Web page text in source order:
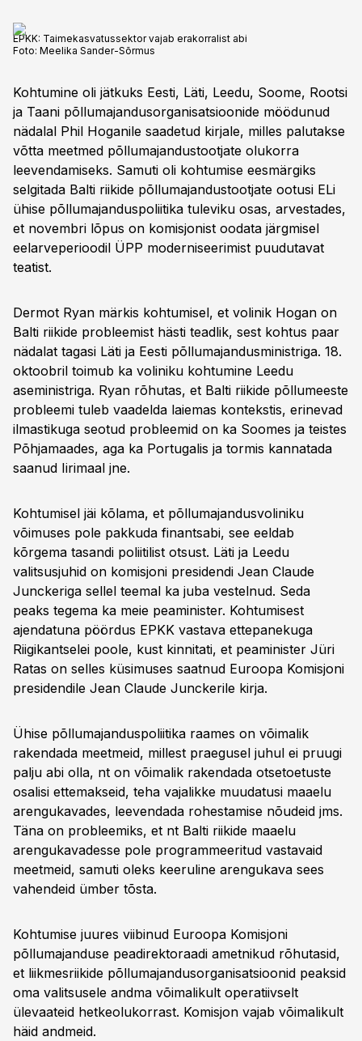
EPKK: Taimekasvatussektor vajab erakorralist abi
Foto: Meelika Sander-Sõrmus
Kohtumine oli jätkuks Eesti, Läti, Leedu, Soome, Rootsi
ja Taani põllumajandusorganisatsioonide möödunud
nädalal Phil Hoganile saadetud kirjale, milles palutakse
võtta meetmed põllumajandustootjate olukorra
leevendamiseks. Samuti oli kohtumise eesmärgiks
selgitada Balti riikide põllumajandustootjate ootusi ELi
ühise põllumajanduspoliitika tuleviku osas, arvestades,
et novembri lõpus on komisjonist oodata järgmisel
eelarveperioodil ÜPP moderniseerimist puudutavat
teatist.
Dermot Ryan märkis kohtumisel, et volinik Hogan on
Balti riikide probleemist hästi teadlik, sest kohtus paar
nädalat tagasi Läti ja Eesti põllumajandusministriga. 18.
oktoobril toimub ka voliniku kohtumine Leedu
aseministriga. Ryan rõhutas, et Balti riikide põllumeeste
probleemi tuleb vaadelda laiemas kontekstis, erinevad
ilmastikuga seotud probleemid on ka Soomes ja teistes
Põhjamaades, aga ka Portugalis ja tormis kannatada
saanud Iirimaal jne.
Kohtumisel jäi kõlama, et põllumajandusvoliniku
võimuses pole pakkuda finantsabi, see eeldab
kõrgema tasandi poliitilist otsust. Läti ja Leedu
valitsusjuhid on komisjoni presidendi Jean Claude
Junckeriga sellel teemal ka juba vestelnud. Seda
peaks tegema ka meie peaminister. Kohtumisest
ajendatuna pöördus EPKK vastava ettepanekuga
Riigikantselei poole, kust kinnitati, et peaminister Jüri
Ratas on selles küsimuses saatnud Euroopa Komisjoni
presidendile Jean Claude Junckerile kirja.
Ühise põllumajanduspoliitika raames on võimalik
rakendada meetmeid, millest praegusel juhul ei pruugi
palju abi olla, nt on võimalik rakendada otsetoetuste
osalisi ettemakseid, teha vajalikke muudatusi maaelu
arengukavades, leevendada rohestamise nõudeid jms.
Täna on probleemiks, et nt Balti riikide maaelu
arengukavadesse pole programmeeritud vastavaid
meetmeid, samuti oleks keeruline arengukava sees
vahendeid ümber tõsta.
Kohtumise juures viibinud Euroopa Komisjoni
põllumajanduse peadirektoraadi ametnikud rõhutasid,
et liikmesriikide põllumajandusorganisatsioonid peaksid
oma valitsusele andma võimalikult operatiivselt
ülevaateid hetkeolukorrast. Komisjon vajab võimalikult
häid andmeid.